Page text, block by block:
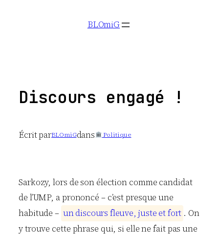
BLOmiG
Discours engagé !
Écrit parBLOmiGdans Politique
Sarkozy, lors de son élection comme candidat
de l’UMP, a prononcé – c’est presque une
habitude – undiscours fleuve, juste etfort . On
y trouve cette phrase qui, si elle ne fait pas une